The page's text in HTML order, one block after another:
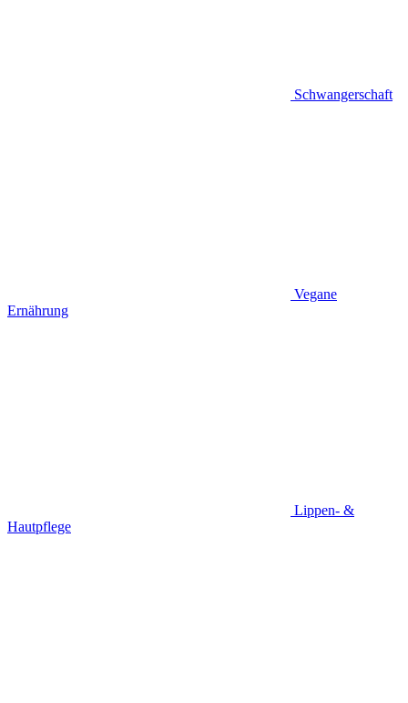
Schwangerschaft
Vegane
Ernährung
Lippen- &
Hautpflege